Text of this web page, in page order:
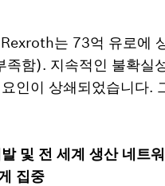
는 73억 유로에
족함). 지속적인 불확실
인이 상쇄되었습니다.
및 전 세계 생산 네트
집중